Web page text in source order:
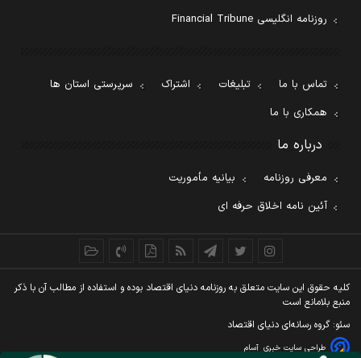
روزنامه انگلیسی Financial Tribune
تماس با ما تبلیغات اشتراک
سرپرستی استان ها
همکاری با ما
درباره ما
معرفی روزنامه
بیانیه مأموریت
آئین نامه اخلاق حرفه ای
کليه حقوق اين سايت متعلق به روزنامه دنيای اقتصاد بوده و استفاده از مطالب آن با ذکر
منبع بلامانع است
سئو: گروه رسانه‌ای دنیای اقتصاد
طراحی سایت خبری آسام